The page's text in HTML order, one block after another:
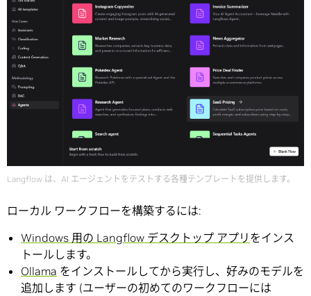
Langflow は、AI エージェントをテストする各種テンプレートを提供します。
ローカル ワークフローを構築するには:
Windows 用の Langflow デスクトップ アプリ をインス
トールします。
Ollama をインストールしてから実行し、好みのモデルを
追加します (ユーザーの初めてのワークフローには